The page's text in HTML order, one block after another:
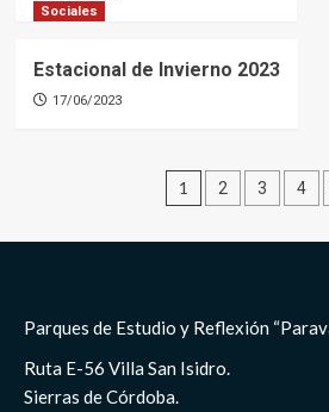
Sociales
Estacional de Invierno 2023
17/06/2023
1 2 3 4
Parques de Estudio y Reflexión
Ruta E-56 Villa San Isidro.
Sierras de Córdoba.